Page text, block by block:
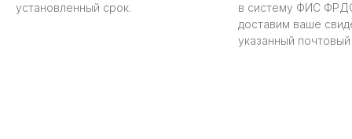
установленный срок.
в систему ФИС
доставим ваше
указанный